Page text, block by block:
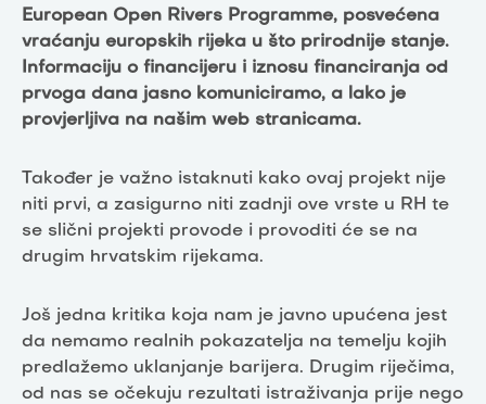
European Open Rivers Programme, posvećena
vraćanju europskih rijeka u što prirodnije stanje.
Informaciju o financijeru i iznosu financiranja od
prvoga dana jasno komuniciramo, a lako je
provjerljiva na našim web stranicama.
Također je važno istaknuti kako ovaj projekt nije
niti prvi, a zasigurno niti zadnji ove vrste u RH te
se slični projekti provode i provoditi će se na
drugim hrvatskim rijekama.
Još jedna kritika koja nam je javno upućena jest
da nemamo realnih pokazatelja na temelju kojih
predlažemo uklanjanje barijera. Drugim riječima,
od nas se očekuju rezultati istraživanja prije nego